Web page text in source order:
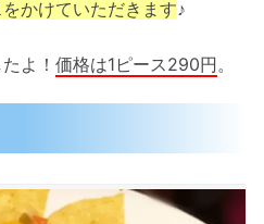
かけていただきます♪
よ！ 価格は1ピース290円。